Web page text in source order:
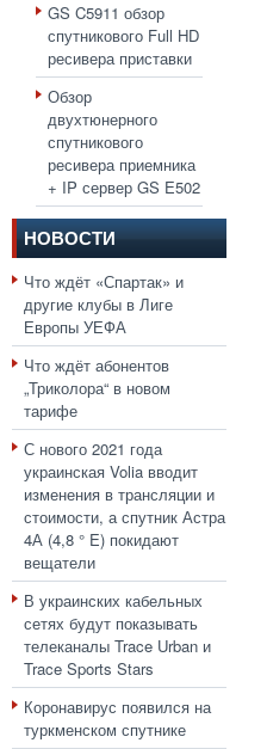
GS C5911 обзор
спутникового Full HD
ресивера приставки
Обзор
двухтюнерного
спутникового
ресивера приемника
+ IP сервер GS E502
НОВОСТИ
Что ждёт «Спартак» и
другие клубы в Лиге
Европы УЕФА
Что ждёт абонентов
„Триколора“ в новом
тарифе
С нового 2021 года
украинская Volia вводит
изменения в трансляции и
стоимости, а спутник Астра
4А (4,8 ° E) покидают
вещатели
В украинских кабельных
сетях будут показывать
телеканалы Trace Urban и
Trace Sports Stars
Коронавирус появился на
туркменском спутнике